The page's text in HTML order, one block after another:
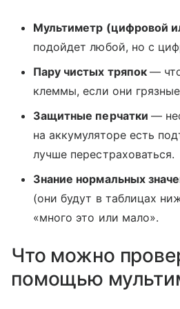
Мультиметр (цифровой
подойдет любой, но с
Пару чистых тряпок —
клеммы, если они
Защитные перчатки —
на аккумуляторе есть
лучше перестраховаться.
Знание нормальных
(они будут в таблицах
«много это или мало».
Что можно
помощью